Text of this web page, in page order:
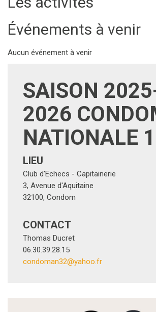
Aucun événement à venir
SAISON 2025-
NATIONALE 1
LIEU
3, Avenue d'Aquitaine
CONTACT
Thomas Ducret
06.30.39.28.15